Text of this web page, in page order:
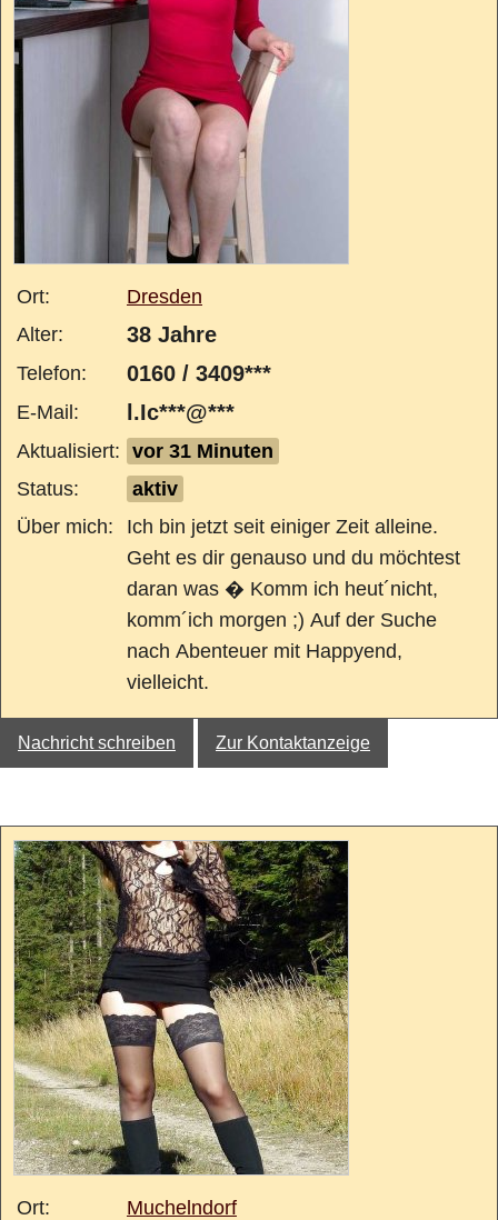
Ort:
Dresden
Alter:
38 Jahre
Telefon: 0160 / 3409***
E-Mail: l.Ic***@***
Aktualisiert: vor 31 Minuten
Status:
aktiv
Über mich:
Ich bin jetzt seit einiger Zeit alleine.
Geht es dir genauso und du möchtest
daran was � Komm ich heut´nicht,
komm´ich morgen ;) Auf der Suche
nach Abenteuer mit Happyend,
vielleicht.
Nachricht schreiben Zur Kontaktanzeige
Ort:
Muchelndorf